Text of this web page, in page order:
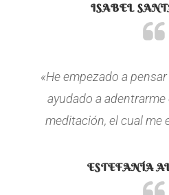
ISABEL
«He empezado a
ayudado a
meditación, el cual me
ESTEFANÍA